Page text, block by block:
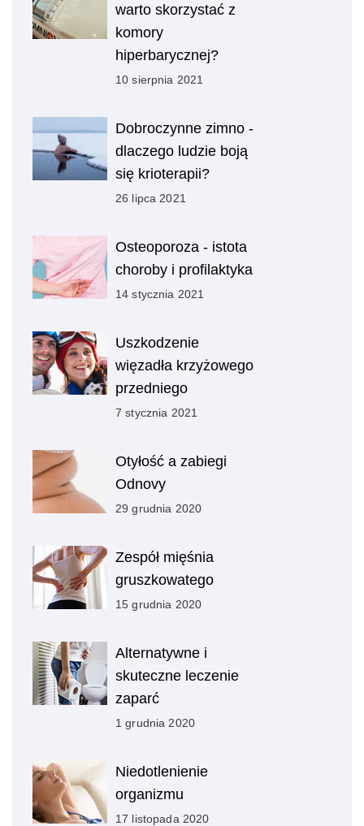
warto skorzystać z
komory
hiperbarycznej?
10 sierpnia 2021
Dobroczynne zimno -
dlaczego ludzie boją
się krioterapii?
26 lipca 2021
Osteoporoza - istota
choroby i profilaktyka
14 stycznia 2021
Uszkodzenie
więzadła krzyżowego
przedniego
7 stycznia 2021
Otyłość a zabiegi
Odnovy
29 grudnia 2020
Zespół mięśnia
gruszkowatego
15 grudnia 2020
Alternatywne i
skuteczne leczenie
zaparć
1 grudnia 2020
Niedotlenienie
organizmu
17 listopada 2020